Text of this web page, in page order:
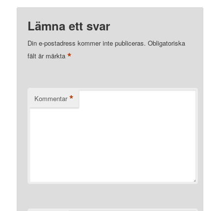
Lämna ett svar
Din e-postadress kommer inte publiceras. Obligatoriska
fält är märkta*
Kommentar *